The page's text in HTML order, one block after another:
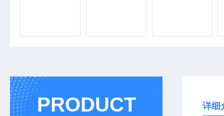
PRODUCT 详细